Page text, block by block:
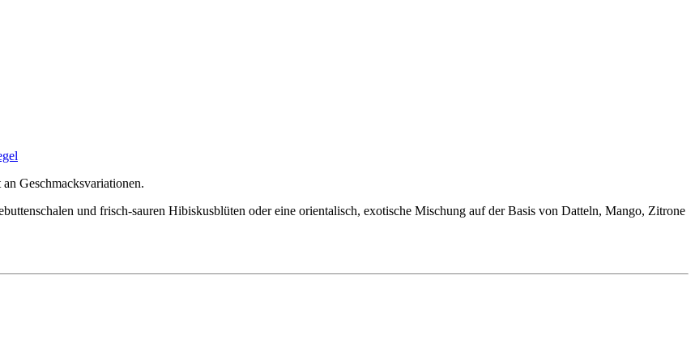
Geschmacksvariationen.
und frisch-sauren Hibiskusblüten oder eine orientalisch, exotische Mischung auf der Basis von Datteln, Mango, Zitrone